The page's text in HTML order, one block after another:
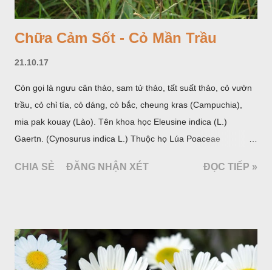
Chữa Cảm Sốt - Cỏ Mần Trầu
21.10.17
Còn gọi là ngưu cân thảo, sam tử thảo, tất suất thảo, cỏ vườn
trầu, cỏ chỉ tía, cỏ dáng, cỏ bắc, cheung kras (Campuchia),
mia pak kouay (Lào). Tên khoa học Eleusine indica (L.)
Gaertn. (Cynosurus indica L.) Thuộc họ Lúa Poaceae
CHIA SẺ ĐĂNG NHẬN XÉT ĐỌC TIẾP »